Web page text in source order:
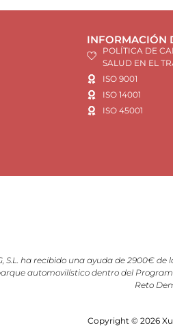
INFORMACIÓN
POLÍTICA DE
SALUD EN EL
ISO 9001
ISO 14001
ISO 45001
S.L. ha recibido una ayuda de 2900€
automovilístico dentro del
Reto
Copyright © 2026